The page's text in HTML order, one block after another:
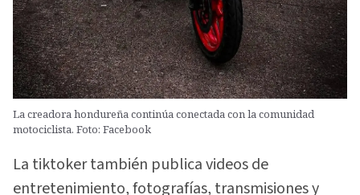
La creadora hondureña continúa conectada con la comunidad
motociclista. Foto: Facebook
La tiktoker también publica videos de
entretenimiento, fotografías, transmisiones y